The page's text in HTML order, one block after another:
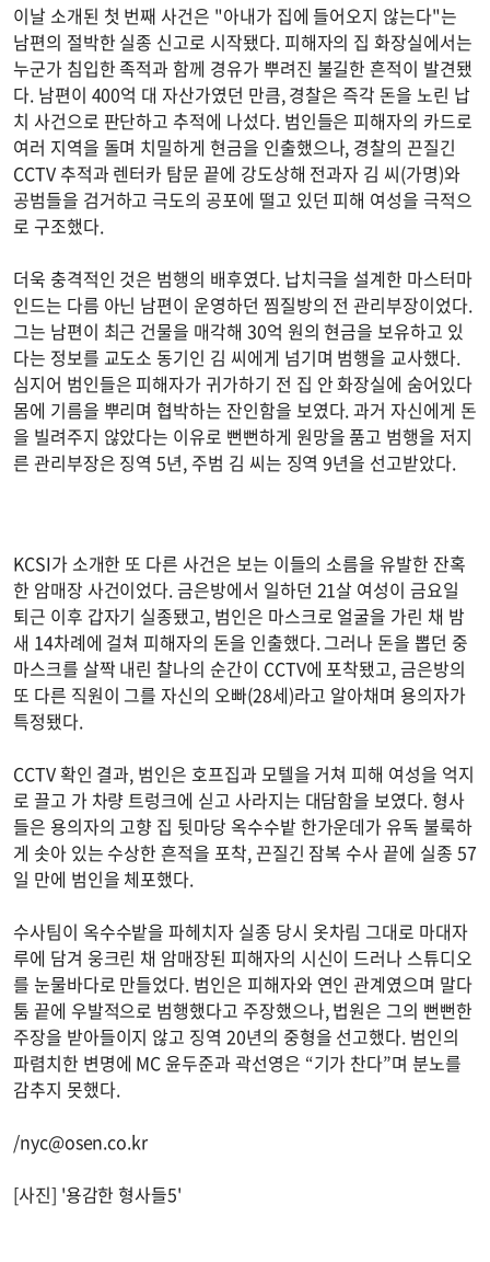
이날 소개된 첫 번째 사건은 "아내가 집에 들어오지 않는다"는
남편의 절박한 실종 신고로 시작됐다. 피해자의 집 화장실에서는
누군가 침입한 족적과 함께 경유가 뿌려진 불길한 흔적이 발견됐
다. 남편이 400억 대 자산가였던 만큼, 경찰은 즉각 돈을 노린 납
치 사건으로 판단하고 추적에 나섰다. 범인들은 피해자의 카드로
여러 지역을 돌며 치밀하게 현금을 인출했으나, 경찰의 끈질긴
CCTV 추적과 렌터카 탐문 끝에 강도상해 전과자 김 씨(가명)와
공범들을 검거하고 극도의 공포에 떨고 있던 피해 여성을 극적으
로 구조했다.
더욱 충격적인 것은 범행의 배후였다. 납치극을 설계한 마스터마
인드는 다름 아닌 남편이 운영하던 찜질방의 전 관리부장이었다.
그는 남편이 최근 건물을 매각해 30억 원의 현금을 보유하고 있
다는 정보를 교도소 동기인 김 씨에게 넘기며 범행을 교사했다.
심지어 범인들은 피해자가 귀가하기 전 집 안 화장실에 숨어있다
몸에 기름을 뿌리며 협박하는 잔인함을 보였다. 과거 자신에게 돈
을 빌려주지 않았다는 이유로 뻔뻔하게 원망을 품고 범행을 저지
른 관리부장은 징역 5년, 주범 김 씨는 징역 9년을 선고받았다.
KCSI가 소개한 또 다른 사건은 보는 이들의 소름을 유발한 잔혹
한 암매장 사건이었다. 금은방에서 일하던 21살 여성이 금요일
퇴근 이후 갑자기 실종됐고, 범인은 마스크로 얼굴을 가린 채 밤
새 14차례에 걸쳐 피해자의 돈을 인출했다. 그러나 돈을 뽑던 중
마스크를 살짝 내린 찰나의 순간이 CCTV에 포착됐고, 금은방의
또 다른 직원이 그를 자신의 오빠(28세)라고 알아채며 용의자가
특정됐다.
CCTV 확인 결과, 범인은 호프집과 모텔을 거쳐 피해 여성을 억지
로 끌고 가 차량 트렁크에 싣고 사라지는 대담함을 보였다. 형사
들은 용의자의 고향 집 뒷마당 옥수수밭 한가운데가 유독 불룩하
게 솟아 있는 수상한 흔적을 포착, 끈질긴 잠복 수사 끝에 실종 57
일 만에 범인을 체포했다.
수사팀이 옥수수밭을 파헤치자 실종 당시 옷차림 그대로 마대자
루에 담겨 웅크린 채 암매장된 피해자의 시신이 드러나 스튜디오
를 눈물바다로 만들었다. 범인은 피해자와 연인 관계였으며 말다
툼 끝에 우발적으로 범행했다고 주장했으나, 법원은 그의 뻔뻔한
주장을 받아들이지 않고 징역 20년의 중형을 선고했다. 범인의
파렴치한 변명에 MC 윤두준과 곽선영은 “기가 찬다”며 분노를
감추지 못했다.
/nyc@osen.co.kr
[사진] '용감한 형사들5'